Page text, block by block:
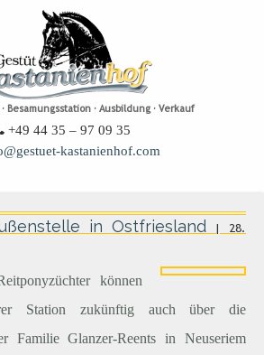
Besamungsstation · Ausbildung · Verkauf
+49 44 35 – 97 09 35
kastanienhof.com
in Ostfriesland
| 28.
können
Station zukünftig auch über die
Familie Glanzer-Reents in Neuseriem